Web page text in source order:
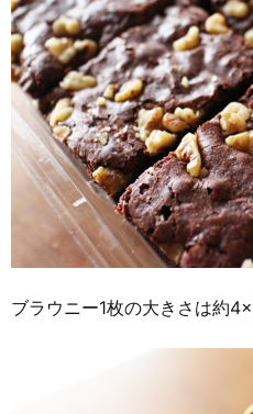
ブラウニー1枚の大きさは約